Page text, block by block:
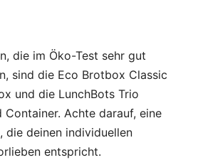
die im Öko-Test sehr gut
sind die Eco Brotbox Classic
und die LunchBots Trio
Container. Achte darauf, eine
die deinen individuellen
entspricht.